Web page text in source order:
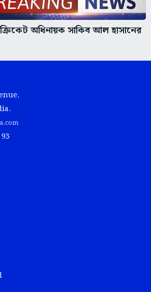
ক্রিকেট অধিনায়ক সাকিব আল হাসানের